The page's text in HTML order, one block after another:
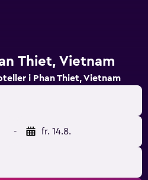
Thiet, Vietnam
i Phan Thiet, Vietnam
- fr. 14.8.